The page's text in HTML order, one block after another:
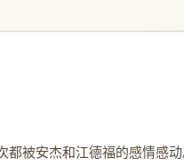
被安杰和江德福的感情感